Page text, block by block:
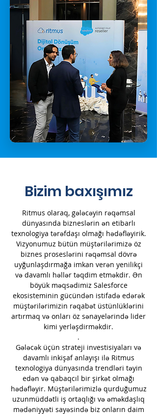
Bizim baxışımız
Ritmus olaraq, gələcəyin rəqəmsal
dünyasında bizneslərin ən etibarlı
texnologiya tərəfdaşı olmağı hədəfləyirik.
Vizyonumuz bütün müştərilərimizə öz
biznes proseslərini rəqəmsal dövrə
uyğunlaşdırmağa imkan verən yenilikçi
və davamlı həllər təqdim etməkdir. Ən
böyük məqsədimiz Salesforce
ekosisteminin gücündən istifadə edərək
müştərilərimizin rəqabət üstünlüklərini
artırmaq və onları öz sənayelərində lider
kimi yerləşdirməkdir.
.
Gələcək üçün strateji investisiyaları və
davamlı inkişaf anlayışı ilə Ritmus
texnologiya dünyasında trendləri təyin
edən və qabaqcıl bir şirkət olmağı
hədəfləyir. Müştərilərimizlə qurduğumuz
uzunmüddətli iş ortaqlığı və əməkdaşlıq
mədəniyyəti sayəsində biz onların daim